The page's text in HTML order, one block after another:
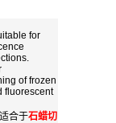
for
of frozen
fluorescent
合于石蜡切